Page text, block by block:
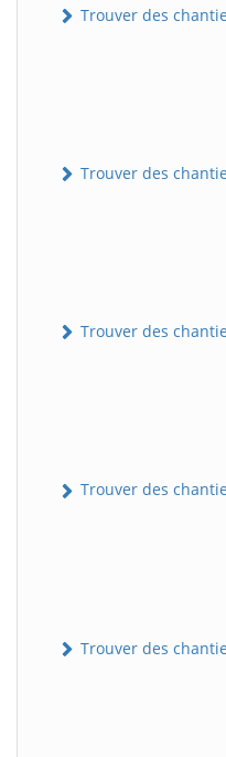
Trouver des
Trouver des
Trouver des
Trouver des
Trouver des